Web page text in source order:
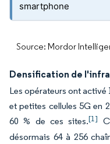
smartphone
Source: Mordor
Densification de
Les opérateurs ont activé
et petites cellules 5G en
60 % de ces sites.[1]
désormais 64 à 256